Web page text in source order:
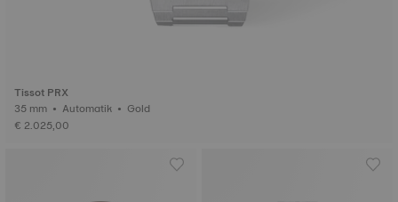
Tissot PRX
35 mm • Automatik • Gold
€ 2.025,00